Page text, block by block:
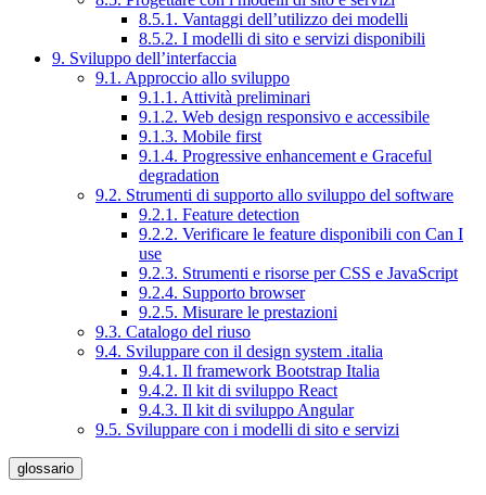
8.5.1. Vantaggi dell’utilizzo dei modelli
8.5.2. I modelli di sito e servizi disponibili
9. Sviluppo dell’interfaccia
9.1. Approccio allo sviluppo
9.1.1. Attività preliminari
9.1.2. Web design responsivo e accessibile
9.1.3. Mobile first
9.1.4. Progressive enhancement e Graceful
degradation
9.2. Strumenti di supporto allo sviluppo del software
9.2.1. Feature detection
9.2.2. Verificare le feature disponibili con Can I
use
9.2.3. Strumenti e risorse per CSS e JavaScript
9.2.4. Supporto browser
9.2.5. Misurare le prestazioni
9.3. Catalogo del riuso
9.4. Sviluppare con il design system .italia
9.4.1. Il framework Bootstrap Italia
9.4.2. Il kit di sviluppo React
9.4.3. Il kit di sviluppo Angular
9.5. Sviluppare con i modelli di sito e servizi
glossario